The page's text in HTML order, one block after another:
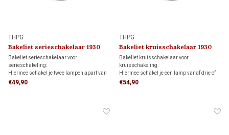
THPG
Bakeliet serieschakelaar 1930
Bakeliet serieschakelaar voor
serieschakeling:
Hiermee schakel je twee lampen apart van
elkaar aan en uit vanaf één schakelaar.
€49,90
THPG
Bakeliet kruisschakelaar 1930
Bakeliet kruisschakelaar voor
kruisschakeling:
Hiermee schakel je een lamp vanaf drie of
meer schakelaars, in combinatie met twee
€54,90